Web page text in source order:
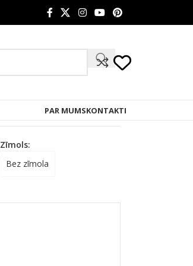
PAR MUMSKONTAKTI
Zīmols:
Bez zīmola